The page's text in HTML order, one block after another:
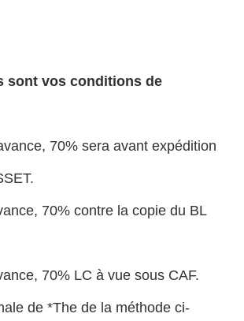
sont vos conditions de
70% sera avant expédition
70% contre la copie du BL
70% LC à vue sous CAF.
de *The de la méthode ci-